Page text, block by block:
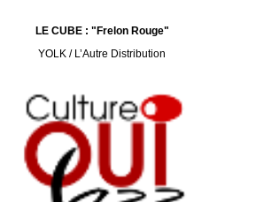
LE CUBE : "Frelon Rouge"
YOLK / L’Autre Distribution